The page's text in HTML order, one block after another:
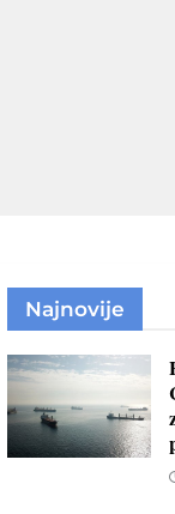
Najnovije